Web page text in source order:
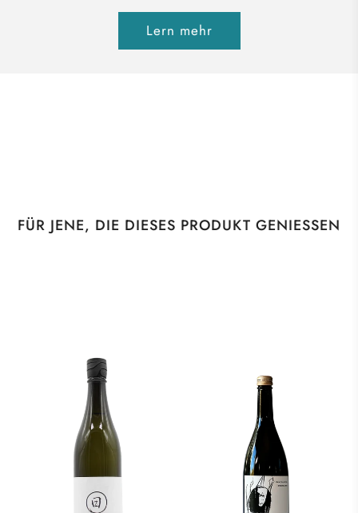
Lern mehr
FÜR JENE, DIE DIESES PRODUKT GENIESSEN